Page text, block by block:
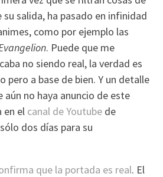
salida, ha pasado en infinidad
como por ejemplo las
. Puede que me
no siendo real, la verdad es
pero a base de bien. Y un detalle
no haya anuncio de este
en el canal de Youtube de
dos días para su
que la portada es real. El